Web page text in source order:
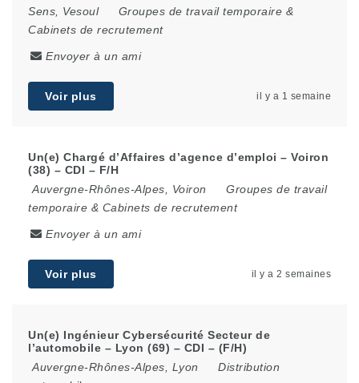
Sens
Vesoul
Groupes de travail temporaire &
Cabinets de recrutement
Envoyer à un ami
Voir plus il y a 1 semaine
Un(e) Chargé d’Affaires d’agence d’emploi – Voiron
(38) – CDI – F/H
Auvergne-Rhônes-Alpes
Voiron
Groupes de travail
temporaire & Cabinets de recrutement
Envoyer à un ami
Voir plus il y a 2 semaines
Un(e) Ingénieur Cybersécurité Secteur de
l’automobile – Lyon (69) – CDI – (F/H)
Auvergne-Rhônes-Alpes
Lyon
Distribution